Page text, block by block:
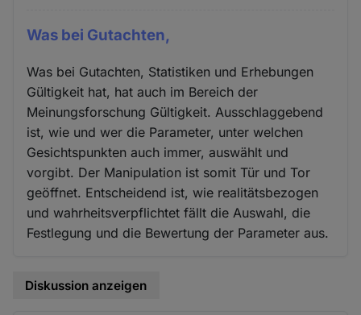
Was bei Gutachten,
Was bei Gutachten, Statistiken und Erhebungen
Gültigkeit hat, hat auch im Bereich der
Meinungsforschung Gültigkeit. Ausschlaggebend
ist, wie und wer die Parameter, unter welchen
Gesichtspunkten auch immer, auswählt und
vorgibt. Der Manipulation ist somit Tür und Tor
geöffnet. Entscheidend ist, wie realitätsbezogen
und wahrheitsverpflichtet fällt die Auswahl, die
Festlegung und die Bewertung der Parameter aus.
Diskussion anzeigen